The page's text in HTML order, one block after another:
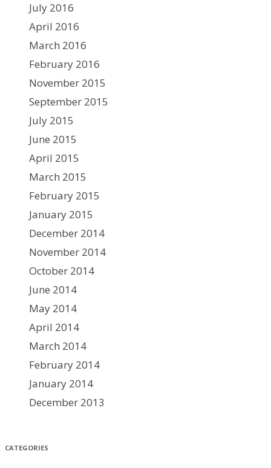
July 2016
April 2016
March 2016
February 2016
November 2015
September 2015
July 2015
June 2015
April 2015
March 2015
February 2015
January 2015
December 2014
November 2014
October 2014
June 2014
May 2014
April 2014
March 2014
February 2014
January 2014
December 2013
CATEGORIES